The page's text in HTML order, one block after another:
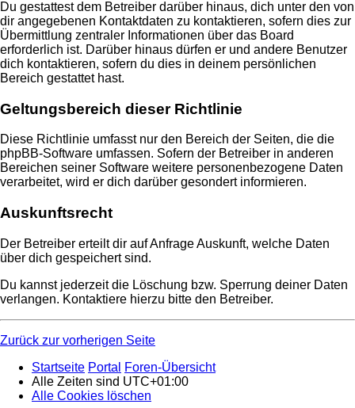
Du gestattest dem Betreiber darüber hinaus, dich unter den von
dir angegebenen Kontaktdaten zu kontaktieren, sofern dies zur
Übermittlung zentraler Informationen über das Board
erforderlich ist. Darüber hinaus dürfen er und andere Benutzer
dich kontaktieren, sofern du dies in deinem persönlichen
Bereich gestattet hast.
Geltungsbereich dieser Richtlinie
Diese Richtlinie umfasst nur den Bereich der Seiten, die die
phpBB-Software umfassen. Sofern der Betreiber in anderen
Bereichen seiner Software weitere personenbezogene Daten
verarbeitet, wird er dich darüber gesondert informieren.
Auskunftsrecht
Der Betreiber erteilt dir auf Anfrage Auskunft, welche Daten
über dich gespeichert sind.
Du kannst jederzeit die Löschung bzw. Sperrung deiner Daten
verlangen. Kontaktiere hierzu bitte den Betreiber.
Zurück zur vorherigen Seite
Startseite Portal
Foren-Übersicht
Alle Zeiten sind UTC+01:00
Alle Cookies löschen